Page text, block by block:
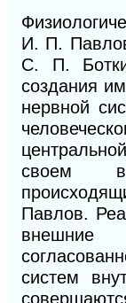
И. П.
С. П.
создания
нервной
своем
Павлов.
внешние
систем